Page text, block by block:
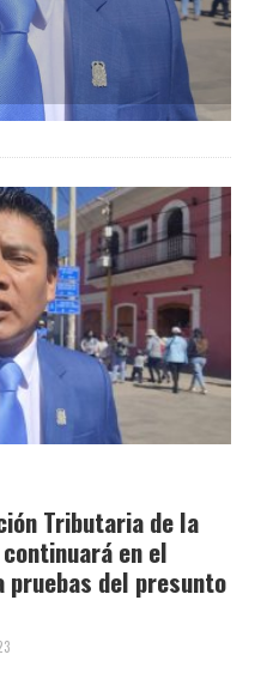
Tributaria de la
en el
pruebas del presunto